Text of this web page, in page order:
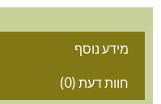
מידע נוסף
חוות דעת (0)